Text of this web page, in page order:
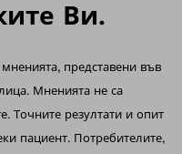
Ви.
представени във
Мненията не са
Точните резултати и опит
пациент. Потребителите,